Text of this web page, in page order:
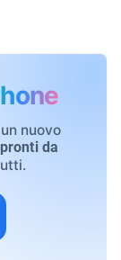
nuovo
pronti da